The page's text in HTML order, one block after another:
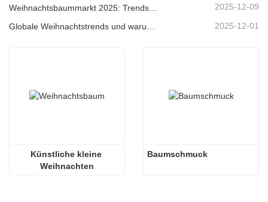
2025-12-09
2025-12-01
Künstliche kleine
Weihnachten
Baumschmuck